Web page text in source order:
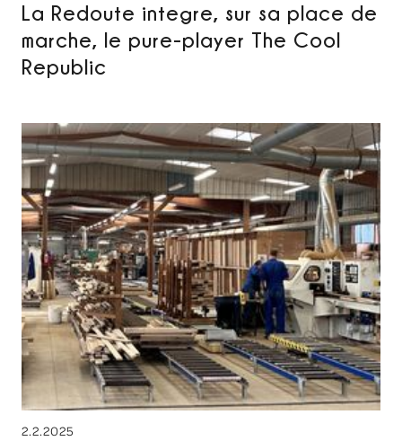
La Redoute integre, sur sa place de
marche, le pure-player The Cool
Republic
2.2.2025